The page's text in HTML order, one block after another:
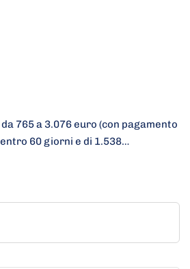
765 a 3.076 euro (con pagamento
60 giorni e di 1.538…